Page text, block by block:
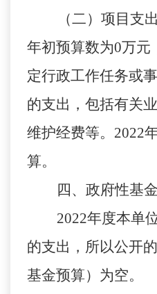
（二）项目支
年初预算数为0万元
定行政工作任务或
的支出，包括有关
维护经费等。 2022
算。
四、政府性基
2022年度本单
的支出，所以公开
基金预算）为空。